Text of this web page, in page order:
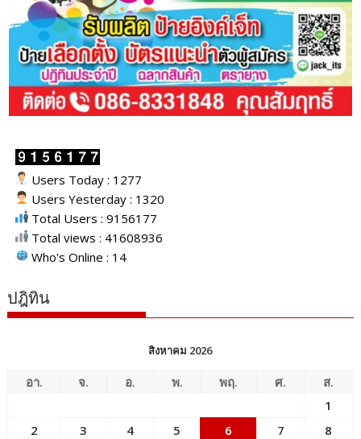
Users Today : 1277
Users Yesterday : 1320
Total Users : 9156177
Total views : 41608936
Who's Online : 14
ปฎิทิน
สิงหาคม 2026
อา. จ. อ. พ. พฤ. ศ.
ส.
1
2
3 4 5 6 7
8